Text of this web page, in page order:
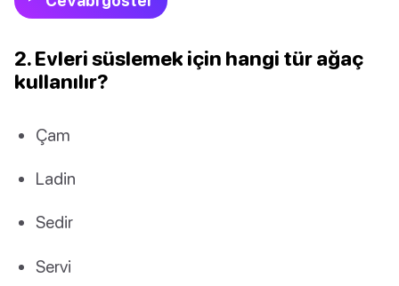
2. Evleri süslemek için hangi tür ağaç
kullanılır?
Çam
Ladin
Sedir
Servi